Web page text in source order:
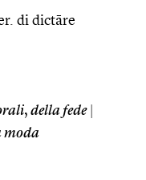
di dictāre
, della fede
moda